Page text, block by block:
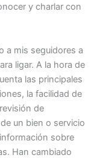
y charlar con
a mis seguidores a
ligar. A la hora de
las principales
la facilidad de
de
un bien o servicio
sobre
Han cambiado